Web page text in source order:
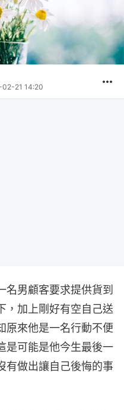
02-21 14:20
名男顧客要求提供貨到
，加上剛好有空自己送
原來他是一名行動不便
是可能是他今生最後一
有做出讓自己後悔的事